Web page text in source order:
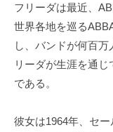
フリーダは最近、
世界各地を巡る
し、バンドが何百
リーダが生涯を通
である。
彼女は1964年、セ